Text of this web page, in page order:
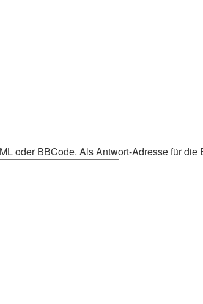
oder BBCode. Als Antwort-Adresse für